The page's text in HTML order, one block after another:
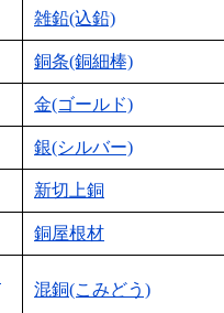
雑鉛(込鉛)
銅条(銅細棒)
金(ゴールド)
銀(シルバー)
新切上銅
銅屋根材
混銅(こみどう)